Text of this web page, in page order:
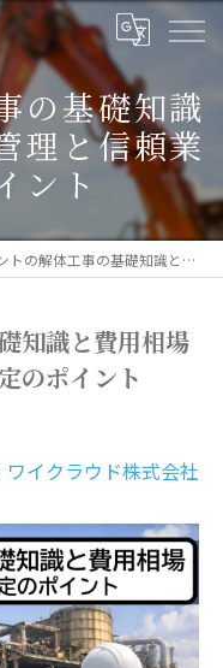
の基礎知識
理と信頼業
ント
工事の基礎知識と費用相場｜安全管理と信頼業者選定のポイント
知識と費用相場
のポイント
ワイクラウド株式会社